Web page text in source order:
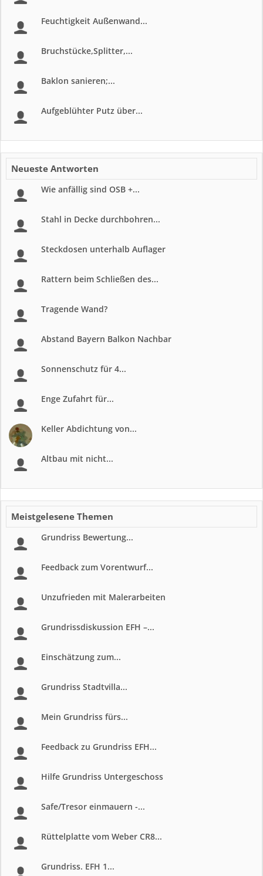
Feuchtigkeit Außenwand...
Bruchstücke,Splitter,...
Baklon sanieren;...
Aufgeblühter Putz über...
Neueste Antworten
Wie anfällig sind OSB +...
Stahl in Decke durchbohren...
Steckdosen unterhalb Auflager
Rattern beim Schließen des...
Tragende Wand?
Abstand Bayern Balkon Nachbar
Sonnenschutz für 4...
Enge Zufahrt für...
Keller Abdichtung von...
Altbau mit nicht...
Meistgelesene Themen
Grundriss Bewertung...
Feedback zum Vorentwurf...
Unzufrieden mit Malerarbeiten
Grundrissdiskussion EFH –...
Einschätzung zum...
Grundriss Stadtvilla...
Mein Grundriss fürs...
Feedback zu Grundriss EFH...
Hilfe Grundriss Untergeschoss
Safe/Tresor einmauern -...
Rüttelplatte vom Weber CR8...
Grundriss. EFH 1...